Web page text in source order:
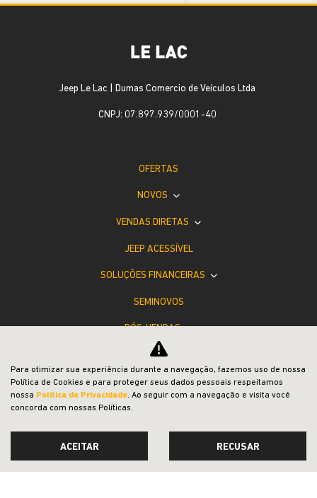
Jeep Le Lac | Dumas Comercio de Veículos Ltda
CNPJ: 07.897.939/0001-40
OFERTAS
NOVOS
VENDAS DIRETAS
JEEP ACESSÍVEL
SOLUÇÕES FINANCEIRAS
SEMINOVOS
PÓS-VENDAS
INSTITUCIONAL
COMPARATIVO
Para otimizar sua experiência durante a navegação, fazemos uso de nossa
Política de Cookies e para proteger seus dados pessoais respeitamos
nossa Política de Privacidade. Ao seguir com a navegação e visita você
concorda com nossas Políticas.
ACEITAR RECUSAR